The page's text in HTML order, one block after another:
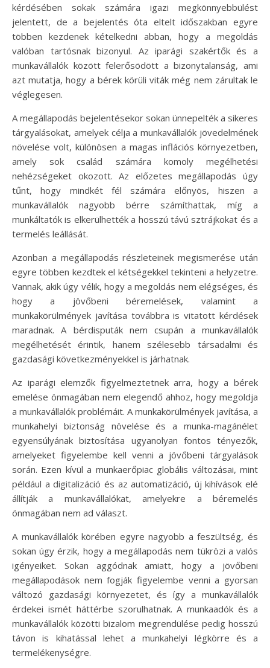
kérdésében sokak számára igazi megkönnyebbülést
jelentett, de a bejelentés óta eltelt időszakban egyre
többen kezdenek kételkedni abban, hogy a megoldás
valóban tartósnak bizonyul. Az iparági szakértők és a
munkavállalók között felerősödött a bizonytalanság, ami
azt mutatja, hogy a bérek körüli viták még nem zárultak le
véglegesen.
A megállapodás bejelentésekor sokan ünnepelték a sikeres
tárgyalásokat, amelyek célja a munkavállalók jövedelmének
növelése volt, különösen a magas inflációs környezetben,
amely sok család számára komoly megélhetési
nehézségeket okozott. Az előzetes megállapodás úgy
tűnt, hogy mindkét fél számára előnyös, hiszen a
munkavállalók nagyobb bérre számíthattak, míg a
munkáltatók is elkerülhették a hosszú távú sztrájkokat és a
termelés leállását.
Azonban a megállapodás részleteinek megismerése után
egyre többen kezdtek el kétségekkel tekinteni a helyzetre.
Vannak, akik úgy vélik, hogy a megoldás nem elégséges, és
hogy a jövőbeni béremelések, valamint a
munkakörülmények javítása továbbra is vitatott kérdések
maradnak. A bérdisputák nem csupán a munkavállalók
megélhetését érintik, hanem szélesebb társadalmi és
gazdasági következményekkel is járhatnak.
Az iparági elemzők figyelmeztetnek arra, hogy a bérek
emelése önmagában nem elegendő ahhoz, hogy megoldja
a munkavállalók problémáit. A munkakörülmények javítása, a
munkahelyi biztonság növelése és a munka-magánélet
egyensúlyának biztosítása ugyanolyan fontos tényezők,
amelyeket figyelembe kell venni a jövőbeni tárgyalások
során. Ezen kívül a munkaerőpiac globális változásai, mint
például a digitalizáció és az automatizáció, új kihívások elé
állítják a munkavállalókat, amelyekre a béremelés
önmagában nem ad választ.
A munkavállalók körében egyre nagyobb a feszültség, és
sokan úgy érzik, hogy a megállapodás nem tükrözi a valós
igényeiket. Sokan aggódnak amiatt, hogy a jövőbeni
megállapodások nem fogják figyelembe venni a gyorsan
változó gazdasági környezetet, és így a munkavállalók
érdekei ismét háttérbe szorulhatnak. A munkaadók és a
munkavállalók közötti bizalom megrendülése pedig hosszú
távon is kihatással lehet a munkahelyi légkörre és a
termelékenységre.